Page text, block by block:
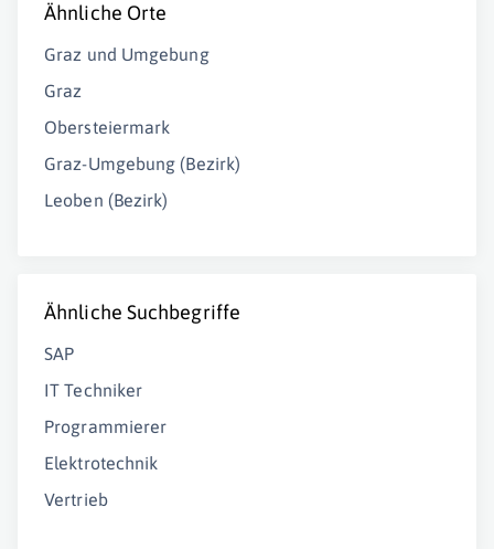
Ähnliche Orte
Graz und Umgebung
Graz
Obersteiermark
Graz-Umgebung (Bezirk)
Leoben (Bezirk)
Ähnliche Suchbegriffe
SAP
IT Techniker
Programmierer
Elektrotechnik
Vertrieb